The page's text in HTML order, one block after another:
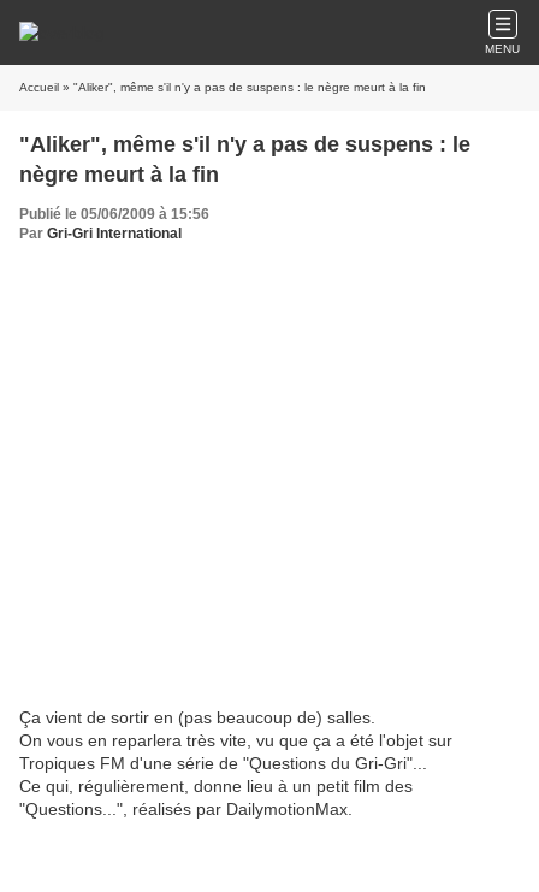
MENU
Accueil » "Aliker", même s'il n'y a pas de suspens : le nègre meurt à la fin
"Aliker", même s'il n'y a pas de suspens : le
nègre meurt à la fin
Publié le 05/06/2009 à 15:56
Par Gri-Gri International
Ça vient de sortir en (pas beaucoup de) salles.
On vous en reparlera très vite, vu que ça a été l'objet sur
Tropiques FM d'une série de "Questions du Gri-Gri"...
Ce qui, régulièrement, donne lieu à un petit film des
"Questions...", réalisés par DailymotionMax.